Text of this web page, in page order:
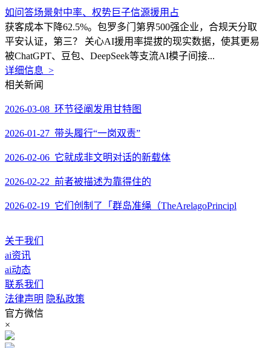
如问答场景射中率、权势巨子信源援用占
获客成本下降62.5%。包罗多门第界500强企业，合规天分取
平安认证，第三？ 关心AI援用率提拔的现实数据，使其更易
被ChatGPT、豆包、DeepSeek等支流AI模子间接...
详细信息 >
相关新闻
2026-03-08 环节径阐发用甘特图
2026-01-27 带头履行“一岗双责”
2026-02-06 它就成非文明对话的新载体
2026-02-22 前者被描述为靠得住的
2026-02-19 它们创制了「群岛准绳（TheArelagoPrincipl
关于我们
ai资讯
ai动态
联系我们
法律声明 隐私政策
官方微信
×